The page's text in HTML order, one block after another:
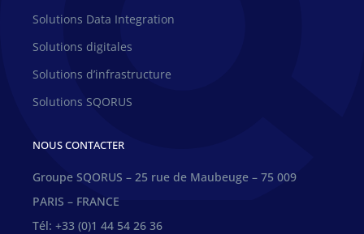
Solutions Data Integration
Solutions digitales
Solutions d’infrastructure
Solutions SQORUS
NOUS CONTACTER
Groupe SQORUS – 25 rue de Maubeuge – 75 009
PARIS – FRANCE
Tél: +33 (0)1 44 54 26 36